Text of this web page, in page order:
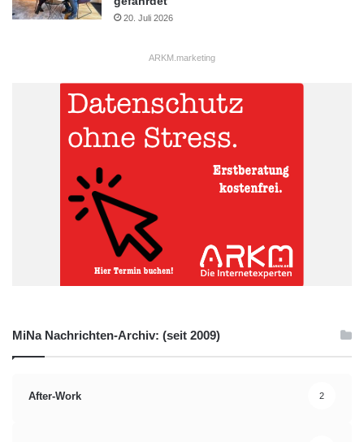
20. Juli 2026
ARKM.marketing
MiNa Nachrichten-Archiv: (seit 2009)
After-Work 2